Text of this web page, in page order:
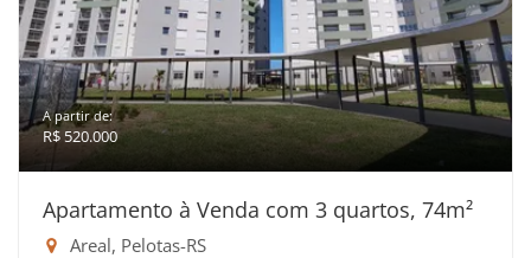
A partir de:
R$ 520.000
Apartamento à Venda com 3 quartos, 74m²
Areal, Pelotas-RS